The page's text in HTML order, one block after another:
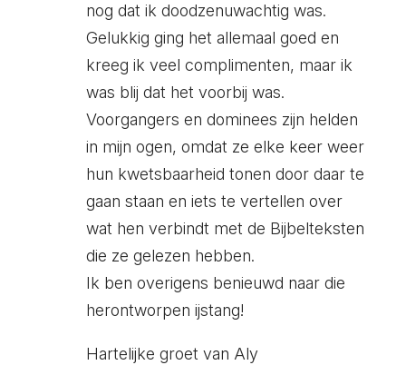
nog dat ik doodzenuwachtig was.
Gelukkig ging het allemaal goed en
kreeg ik veel complimenten, maar ik
was blij dat het voorbij was.
Voorgangers en dominees zijn helden
in mijn ogen, omdat ze elke keer weer
hun kwetsbaarheid tonen door daar te
gaan staan en iets te vertellen over
wat hen verbindt met de Bijbelteksten
die ze gelezen hebben.
Ik ben overigens benieuwd naar die
herontworpen ijstang!
Hartelijke groet van Aly